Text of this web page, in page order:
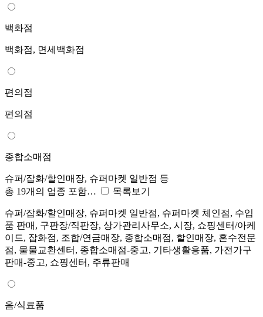
백화점
백화점, 면세백화점
편의점
편의점
종합소매점
슈퍼/잡화/할인매장, 슈퍼마켓 일반점 등
총 19개의 업종 포함…
목록보기
슈퍼/잡화/할인매장, 슈퍼마켓 일반점, 슈퍼마켓 체인점, 수입
품 판매, 구판장/직판장, 상가관리사무소, 시장, 쇼핑센터/아케
이드, 잡화점, 조합/연금매장, 종합소매점, 할인매장, 혼수전문
점, 물물교환센터, 종합소매점-중고, 기타생활용품, 가전가구
판매-중고, 쇼핑센터, 주류판매
음/식료품